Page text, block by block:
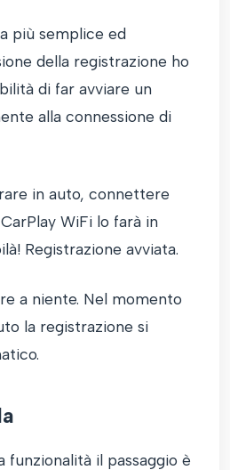
più semplice ed
della registrazione ho
di far avviare un
alla connessione di
in auto, connettere
WiFi lo farà in
Registrazione avviata.
a niente. Nel momento
la registrazione si
funzionalità il passaggio è